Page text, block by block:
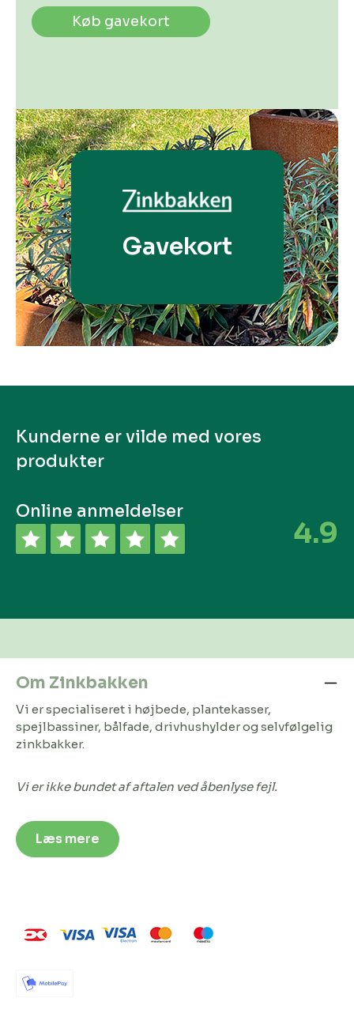
Køb gavekort
Gavekort
Kunderne er vilde med vores
produkter
Online anmeldelser
4.9
Om Zinkbakken
Vi er specialiseret i højbede, plantekasser,
spejlbassiner, bålfade, drivhushylder og selvfølgelig
zinkbakker.
Vi er ikke bundet af aftalen ved åbenlyse fejl.
Læs mere